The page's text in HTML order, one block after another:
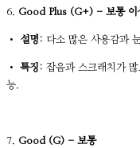
6. Good Plus (G+) - 보통 이
• 설명: 다소 많은 사용감과
• 특징: 잡음과 스크래치가
능.
7. Good (G) - 보통